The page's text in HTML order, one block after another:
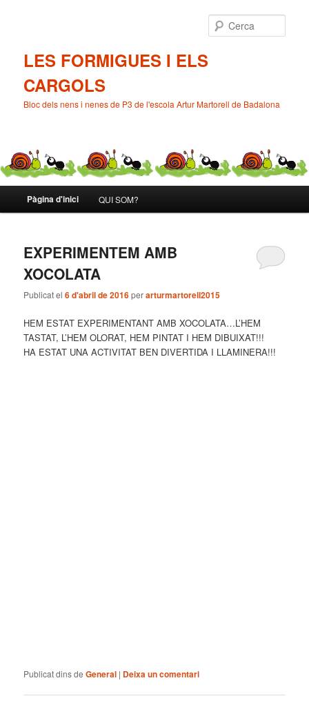
LES FORMIGUES I ELS
CARGOLS
Bloc dels nens i nenes de P3 de l'escola Artur Martorell de Badalona
Aneu
contingut
principal
Aneu
contingut
secundari
Pàgina d'inici QUI SOM?
EXPERIMENTEM AMB
XOCOLATA
Publicat el6 d'abril de 2016perarturmartorell2015
HEM ESTAT EXPERIMENTANT AMB XOCOLATA…L’HEM
TASTAT, L’HEM OLORAT, HEM PINTAT I HEM DIBUIXAT!!!
HA ESTAT UNA ACTIVITAT BEN DIVERTIDA I LLAMINERA!!!
Publicat dins de General | Deixa un comentari